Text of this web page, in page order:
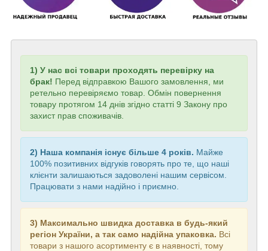
1) У нас всі товари проходять перевірку на
брак! Перед відправкою Вашого замовлення, ми
ретельно перевіряємо товар. Обмін повернення
товару протягом 14 днів згідно статті 9 Закону про
захист прав споживачів.
2) Наша компанія існує більше 4 років. Майже
100% позитивних відгуків говорять про те, що наші
клієнти залишаються задоволені нашим сервісом.
Працювати з нами надійно і приємно.
3) Максимально швидка доставка в будь-який
регіон України, а так само надійна упаковка. Всі
товари з нашого асортименту є в наявності, тому